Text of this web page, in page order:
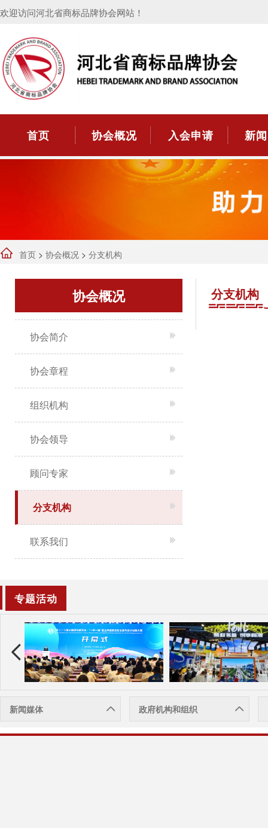
欢迎访问河北省商标品牌协会网站！
首页 协会概况 入会申请 新
首页 > 协会概况 > 分支机构
协会概况
协会简介
协会章程
组织机构
协会领导
顾问专家
分支机构
联系我们
分支机构
专题活动
新闻媒体 政府机构和组织